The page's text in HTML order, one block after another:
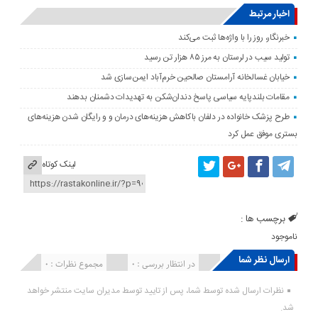
اخبار مرتبط
خبرنگار، روز را با واژه‌ها ثبت می‌کند
تولید سیب در لرستان به مرز ۸۵ هزار تن رسید
خیابان غسالخانه آرامستان صالحین خرم‌آباد ایمن‌سازی شد
مقامات بلندپایه سیاسی پاسخ دندان‌شکن به تهدیدات دشمنان بدهند
طرح پزشک خانواده در دلفان باکاهش هزینه‌های درمان و و رایگان شدن هزینه‌های
بستری موفق عمل کرد
لینک کوتاه
برچسب ها :
ناموجود
ارسال نظر شما مجموع نظرات : 0 در انتظار بررسی : 0 انتشار یافته : ۰
نظرات ارسال شده توسط شما، پس از تایید توسط مدیران سایت منتشر خواهد
شد.